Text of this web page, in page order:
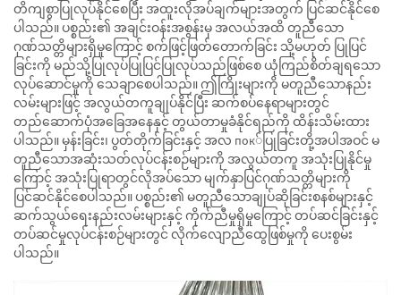
တိကျစွာပြုလုပ်နိုင်စေပြီး အထူးလိုအပ်ချက်များအတွက် ပြင်ဆင်နိုင်စေ
ပါသည်။ ပစ္စည်း၏ အချင်းဝန်းအစွန်းမှ အလယ်အထိ တူညီသော
ဂုဏ်သတ္တိများရှိမှုကြောင့် စက်ဖြင့်ဖြတ်တောက်ခြင်း သို့မဟုတ် ပြုပြင်
ခြင်းကို မည်သို့ပြုလုပ်ပြုပြင်ပြုလုပ်သည်ဖြစ်စေ ယုံကြည်စိတ်ချရသော
လုပ်ဆောင်မှုကို သေချာစေပါသည်။ ဤကြိုးများကို မတူညီသောနည်း
လမ်းများဖြင့် အလွယ်တကူချုပ်နိုင်ပြီး ဆက်စပ်နေရာများတွင်
တည်ဆောက်ပုံအခြေအနေနှင့် တွယ်တာမှုခံနိုင်ရည်ကို ထိန်းသိမ်းထား
ပါသည်။ မှန်းခြင်း၊ ပွတ်တိုက်ခြင်းနှင့် အလ пок်ပြုခြင်းတို့အပါအဝင် မ
တူညီသောအဆုံးသတ်လုပ်ငန်းစဉ်များကို အလွယ်တကူ အသုံးပြုနိုင်မှု
ကြောင့် အသုံးပြုရာတွင်လိုအပ်သော မျက်နှာပြင်ဂုဏ်သတ္တိများကို
ပြင်ဆင်နိုင်စေပါသည်။ ပစ္စည်း၏ မတူညီသောချုပ်ဆိုခြင်းစနစ်များနှင့်
ဆက်သွယ်ရေးနည်းလမ်းများနှင့် ကိုက်ညီမှုရှိမှုကြောင့် တပ်ဆင်ခြင်းနှင့်
တပ်ဆင်မှုလုပ်ငန်းစဉ်များတွင် လိုက်လျောညီထွေဖြစ်မှုကို ပေးစွမ်း
ပါသည်။